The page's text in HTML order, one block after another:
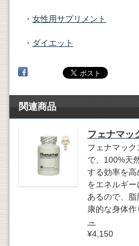
・ 女性用サプリメント
・ ダイエット
関連商品
フェナマッ
フェナマッ
で、100%天
する効率を
をエネルギ
あるので、
康的な身体
→
¥4,150